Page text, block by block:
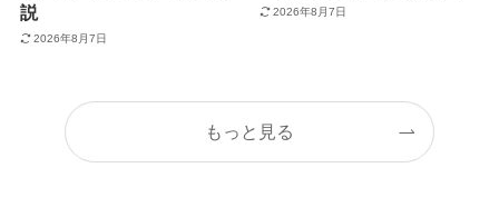
説
2026年8月7日
2026年8月7日
もっと見る